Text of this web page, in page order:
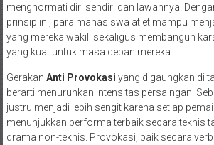
menghormati diri sendiri dan lawannya.
prinsip ini, para mahasiswa atlet mampu
yang mereka wakili sekaligus membangun
yang kuat untuk masa depan mereka.
Gerakan Anti Provokasi yang digaungkan di
berarti menurunkan intensitas persaingan.
justru menjadi lebih sengit karena setiap
menunjukkan performa terbaik secara teknis
drama non-teknis. Provokasi, baik secara